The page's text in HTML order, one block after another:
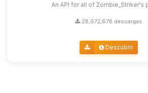
An API for all of Zombie_Striker's
28,672,878 descargas
Descubrir